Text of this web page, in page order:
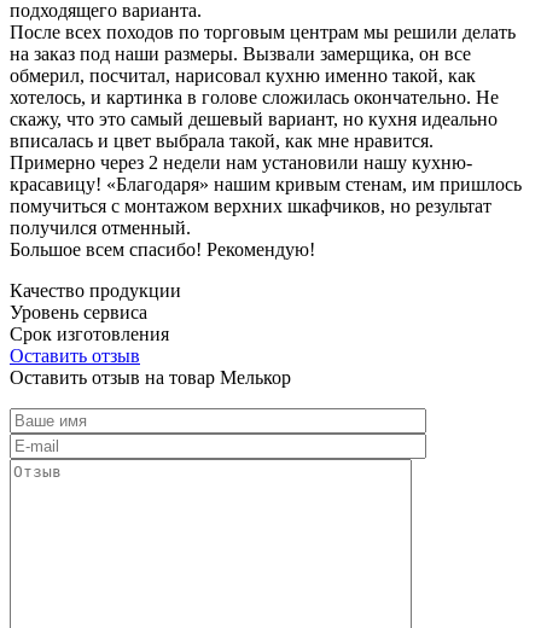
подходящего варианта.
После всех походов по торговым центрам мы решили делать
на заказ под наши размеры. Вызвали замерщика, он все
обмерил, посчитал, нарисовал кухню именно такой, как
хотелось, и картинка в голове сложилась окончательно. Не
скажу, что это самый дешевый вариант, но кухня идеально
вписалась и цвет выбрала такой, как мне нравится.
Примерно через 2 недели нам установили нашу кухню-
красавицу! «Благодаря» нашим кривым стенам, им пришлось
помучиться с монтажом верхних шкафчиков, но результат
получился отменный.
Большое всем спасибо! Рекомендую!
Качество продукции
Уровень сервиса
Срок изготовления
Оставить отзыв
Оставить отзыв на товар Мелькор